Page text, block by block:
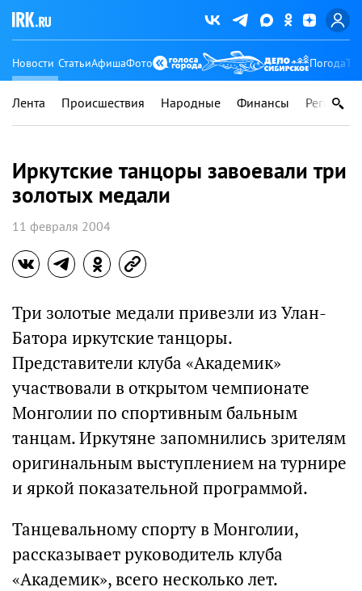
Новости СтатьиАфишаФото Погода
Лента Происшествия Народные Финансы Регионы
Иркутские танцоры завоевали три
золотых медали
11 февраля 2004
Три золотые медали привезли из Улан-
Батора иркутские танцоры.
Представители клуба «Академик»
участвовали в открытом чемпионате
Монголии по спортивным бальным
танцам. Иркутяне запомнились зрителям
оригинальным выступлением на турнире
и яркой показательной программой.
Танцевальному спорту в Монголии,
рассказывает руководитель клуба
«Академик», всего несколько лет.